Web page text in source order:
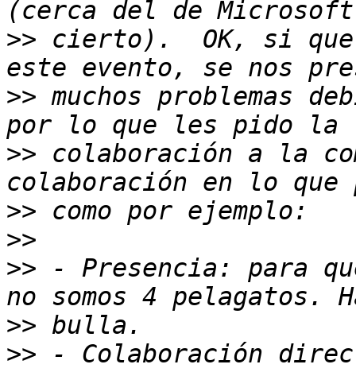
>> cierto).  OK, si
>> muchos problemas
>> colaboración a la
>>
>>
>> - Presencia: para
>>
>> - Colaboración